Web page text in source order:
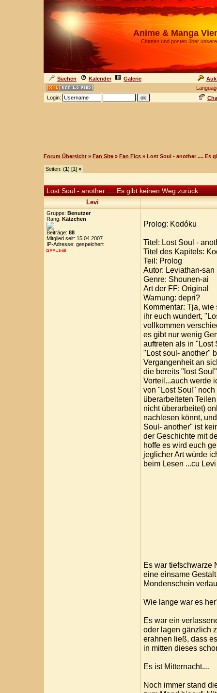
Anime & Manga
Chatten und posten über
Suchen Kalender Galerie
Login:
Forum Übersicht » Fan Site » Fan Fics » Lost Soul - another .... Es
Seiten: (1) [1] »
Lost Soul - another .... Es gibt keinen Weg zurück
Levi
Gruppe: Benutzer
Rang: Kätzchen
Beiträge: 88
Mitglied seit: 15.04.2007
IP-Adresse: gespeichert
Prolog: Kodóku
Titel: Lost Soul -
Titel des Kapitels:
Teil: Prolog
Autor: Leviathan-san
Genre: Shounen-ai
Art der FF: Original
Warnung: depri?
Kommentar: Tja,
ihr euch wundert,
vollkommen
es gibt nur wenig
auftreten als in "Lost
"Lost soul- another"
Vergangenheit an
die bereits "lost
Vorteil...auch werde
von "Lost Soul"
überarbeiteten
nicht überarbeitet)
nachlesen könnt,
Soul- another" ist
der Geschichte mit
hoffe es wird euch
jeglicher Art würde
beim Lesen ...cu
Es war tiefschwarze
eine einsame
Mondenschein
Wie lange war es
Es war ein
oder lagen gänzlich
erahnen ließ, dass
in mitten dieses
Es ist Mitternacht....
Noch immer stand